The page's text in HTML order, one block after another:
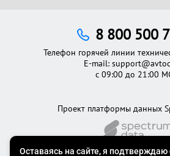
Проект платформы данных
8 800 500
Телефон горячей линии
E-mail:
с 09:00 до 21:00